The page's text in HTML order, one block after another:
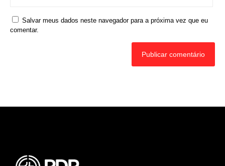
Salvar meus dados neste navegador para a próxima vez que eu
comentar.